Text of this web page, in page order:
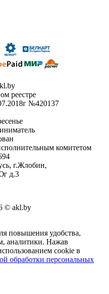
реестре
№420137
комитетом
г.Жлобин,
д.3
© akl.by
повышения удобства,
аналитики. Нажав
cookie в
обработки персональных